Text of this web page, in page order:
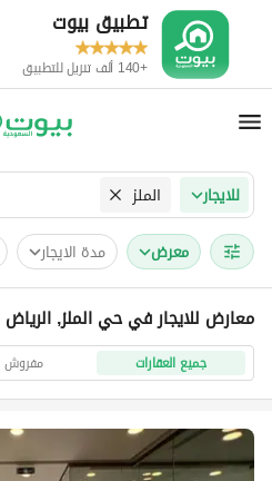
تطبيق بيوت
+140 ألف تنزيل للتطبيق
للايجار الملز
معرض مدة الايجار
معارض للايجار في حي الملز, الرياض
جميع العقارات مفروش